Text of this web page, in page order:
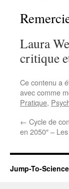
Laura
critique
Ce contenu a
avec comme
Pratique,
← Cycle de
en 2050″ –
Jump-To-Science